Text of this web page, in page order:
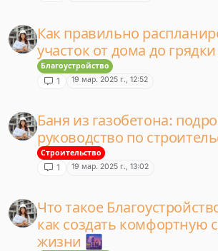
Как правильно
участок от дома до
Благоустройство
1 19 мар. 2025 г., 12:52
Баня из газобетона:
руководство по
Строительство
1 19 мар. 2025 г., 13:02
Что такое
как создать комфортную
жизни 🌆